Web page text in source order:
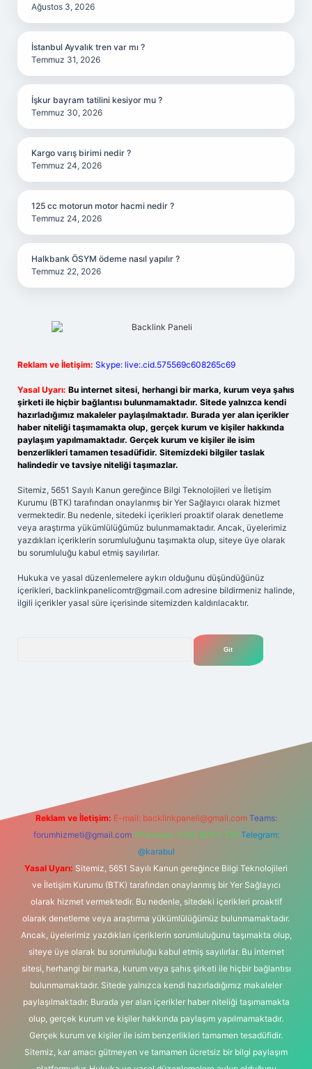
Ağustos 3, 2026
İstanbul Ayvalık tren var mı ?
Temmuz 31, 2026
İşkur bayram tatilini kesiyor mu ?
Temmuz 30, 2026
Kargo varış birimi nedir ?
Temmuz 24, 2026
125 cc motorun motor hacmi nedir ?
Temmuz 24, 2026
Halkbank ÖSYM ödeme nasıl yapılır ?
Temmuz 22, 2026
Reklam ve İletişim: Skype: live:.cid.575569c608265c69
Yasal Uyarı: Bu internet sitesi, herhangi bir marka, kurum veya şahıs
şirketi ile hiçbir bağlantısı bulunmamaktadır. Sitede yalnızca kendi
hazırladığımız makaleler paylaşılmaktadır. Burada yer alan içerikler
haber niteliği taşımamakta olup, gerçek kurum ve kişiler hakkında
paylaşım yapılmamaktadır. Gerçek kurum ve kişiler ile isim
benzerlikleri tamamen tesadüfidir. Sitemizdeki bilgiler taslak
halindedir ve tavsiye niteliği taşımazlar.
Sitemiz, 5651 Sayılı Kanun gereğince Bilgi Teknolojileri ve İletişim
Kurumu (BTK) tarafından onaylanmış bir Yer Sağlayıcı olarak hizmet
vermektedir. Bu nedenle, sitedeki içerikleri proaktif olarak denetleme
veya araştırma yükümlülüğümüz bulunmamaktadır. Ancak, üyelerimiz
yazdıkları içeriklerin sorumluluğunu taşımakta olup, siteye üye olarak
bu sorumluluğu kabul etmiş sayılırlar.
Hukuka ve yasal düzenlemelere aykırı olduğunu düşündüğünüz
içerikleri, backlinkpanelicomtr@gmail.com adresine bildirmeniz halinde,
ilgili içerikler yasal süre içerisinde sitemizden kaldırılacaktır.
Reklam ve İletişim: E-mail: backlinkpaneli@gmail.com Teams:
forumhizmeti@gmail.com Whatsapp: 0262 606 0 726 Telegram:
@karabul
Yasal Uyarı: Sitemiz, 5651 Sayılı Kanun gereğince Bilgi Teknolojileri
ve İletişim Kurumu (BTK) tarafından onaylanmış bir Yer Sağlayıcı
olarak hizmet vermektedir. Bu nedenle, sitedeki içerikleri proaktif
olarak denetleme veya araştırma yükümlülüğümüz bulunmamaktadır.
Ancak, üyelerimiz yazdıkları içeriklerin sorumluluğunu taşımakta olup,
siteye üye olarak bu sorumluluğu kabul etmiş sayılırlar. Bu internet
sitesi, herhangi bir marka, kurum veya şahıs şirketi ile hiçbir bağlantısı
bulunmamaktadır. Sitede yalnızca kendi hazırladığımız makaleler
paylaşılmaktadır. Burada yer alan içerikler haber niteliği taşımamakta
olup, gerçek kurum ve kişiler hakkında paylaşım yapılmamaktadır.
Gerçek kurum ve kişiler ile isim benzerlikleri tamamen tesadüfidir.
Sitemiz, kar amacı gütmeyen ve tamamen ücretsiz bir bilgi paylaşım